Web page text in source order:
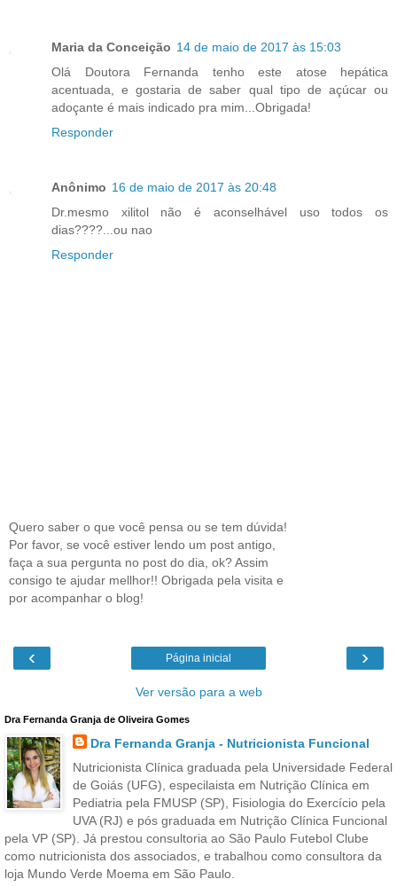
Maria da Conceição 14 de maio de 2017 às 15:03
Olá Doutora Fernanda tenho este atose hepática
acentuada, e gostaria de saber qual tipo de açúcar ou
adoçante é mais indicado pra mim...Obrigada!
Responder
Anônimo 16 de maio de 2017 às 20:48
Dr.mesmo xilitol não é aconselhável uso todos os
dias????...ou nao
Responder
Quero saber o que você pensa ou se tem dúvida!
Por favor, se você estiver lendo um post antigo,
faça a sua pergunta no post do dia, ok? Assim
consigo te ajudar mellhor!! Obrigada pela visita e
por acompanhar o blog!
‹ ›
Página inicial
Ver versão para a web
Dra Fernanda Granja de Oliveira Gomes
Dra Fernanda Granja - Nutricionista Funcional
Nutricionista Clínica graduada pela Universidade Federal
de Goiás (UFG), especilaista em Nutrição Clínica em
Pediatria pela FMUSP (SP), Fisiologia do Exercício pela
UVA (RJ) e pós graduada em Nutrição Clínica Funcional
pela VP (SP). Já prestou consultoria ao São Paulo Futebol Clube
como nutricionista dos associados, e trabalhou como consultora da
loja Mundo Verde Moema em São Paulo.